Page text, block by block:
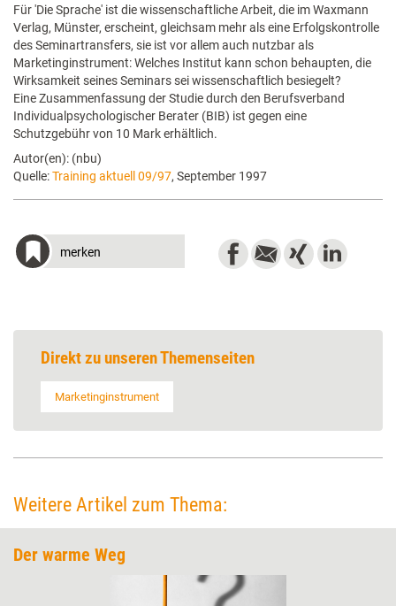
Für 'Die Sprache' ist die wissenschaftliche Arbeit, die im Waxmann
Verlag, Münster, erscheint, gleichsam mehr als eine Erfolgskontrolle
des Seminartransfers, sie ist vor allem auch nutzbar als
Marketinginstrument: Welches Institut kann schon behaupten, die
Wirksamkeit seines Seminars sei wissenschaftlich besiegelt?
Eine Zusammenfassung der Studie durch den Berufsverband
Individualpsychologischer Berater (BIB) ist gegen eine
Schutzgebühr von 10 Mark erhältlich.
Autor(en): (nbu)
Quelle:Training aktuell 09/97, September 1997
merken
Direkt zu unseren Themenseiten
Marketinginstrument
Weitere Artikel zum Thema:
Der warme Weg